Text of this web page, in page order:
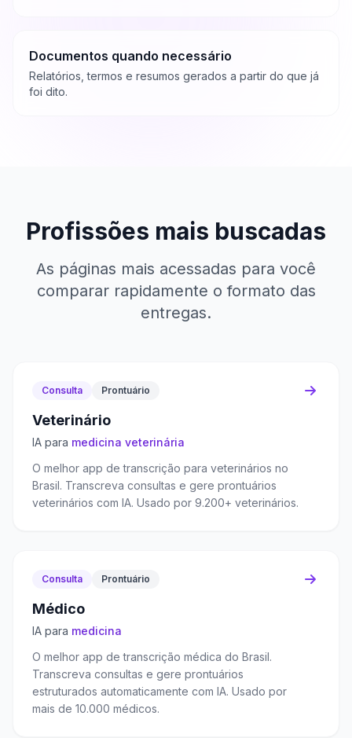
Documentos quando necessário
Relatórios, termos e resumos gerados a partir do que já
foi dito.
Profissões mais buscadas
As páginas mais acessadas para você
comparar rapidamente o formato das
entregas.
Consulta Prontuário
Veterinário
IA para medicina veterinária
O melhor app de transcrição para veterinários no
Brasil. Transcreva consultas e gere prontuários
veterinários com IA. Usado por 9.200+ veterinários.
Consulta Prontuário
Médico
IA para medicina
O melhor app de transcrição médica do Brasil.
Transcreva consultas e gere prontuários
estruturados automaticamente com IA. Usado por
mais de 10.000 médicos.